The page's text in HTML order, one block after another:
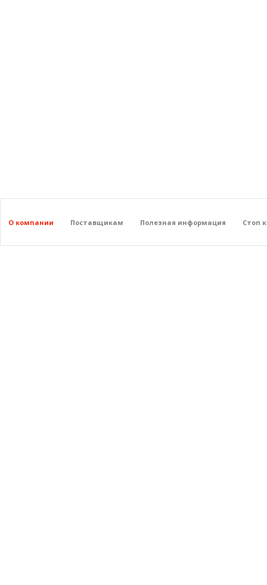
О компании Поставщикам Полезная информация Стоп